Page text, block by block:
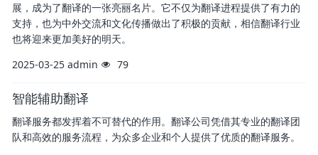
展，成为了翻译的一张亮丽名片。它不仅为翻译进程提供了有力的
支持，也为中外交流和文化传播做出了积极的贡献，相信翻译行业
也将迎来更加美好的明天。
2025-03-25 admin 79
智能辅助翻译
翻译服务都发挥着不可替代的作用。翻译公司凭借其专业的翻译团
队和高效的服务流程，为众多企业和个人提供了优质的翻译服务。